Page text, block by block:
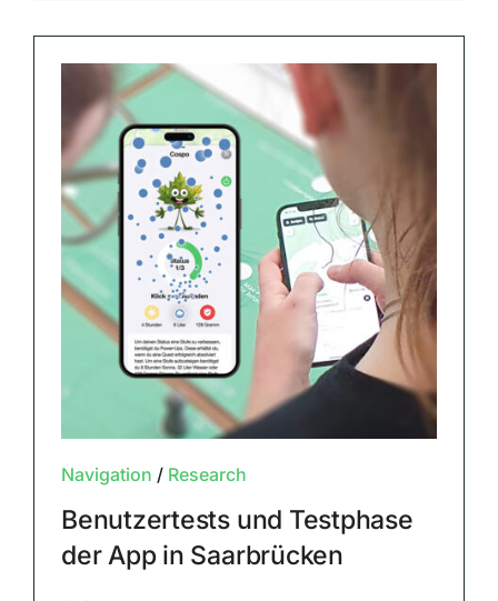
Navigation / Research
Benutzertests und Testphase
der App in Saarbrücken